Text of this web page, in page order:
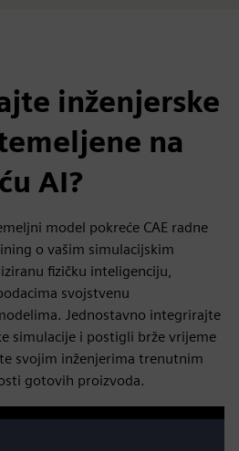
inženjerske
na
AI?
model pokreće CAE radne
o vašim simulacijskim
fizičku inteligenciju,
svojstvenu
Jednostavno integrirajte
simulacije i postigli brže vrijeme
svojim inženjerima trenutnim
gotovih proizvoda.